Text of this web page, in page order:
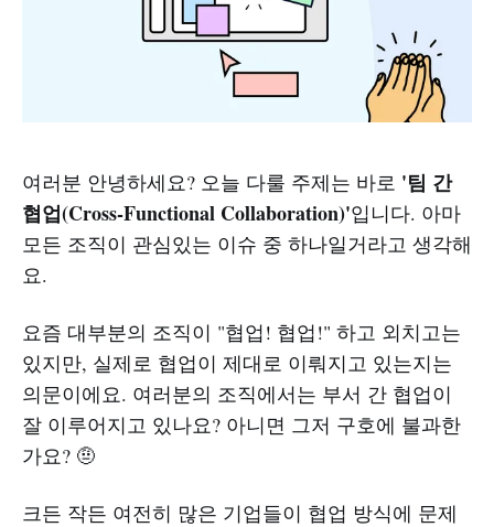
여러분 안녕하세요? 오늘 다룰 주제는 바로 '팀 간
협업(Cross-Functional Collaboration)'입니다. 아마
모든 조직이 관심있는 이슈 중 하나일거라고 생각해
요.
요즘 대부분의 조직이 "협업! 협업!" 하고 외치고는
있지만, 실제로 협업이 제대로 이뤄지고 있는지는
의문이에요. 여러분의 조직에서는 부서 간 협업이
잘 이루어지고 있나요? 아니면 그저 구호에 불과한
가요? 🤨
크든 작든 여전히 많은 기업들이 협업 방식에 문제